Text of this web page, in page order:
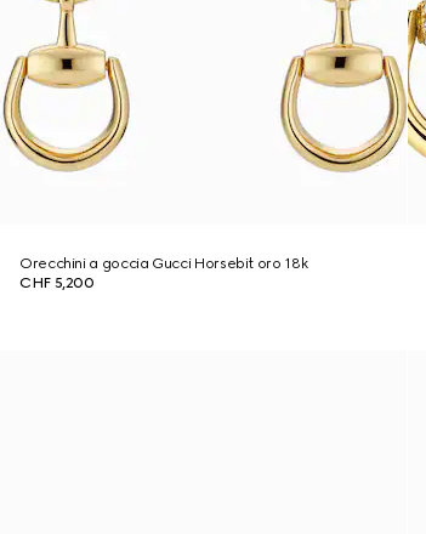
Orecchini a goccia Gucci Horsebit oro 18k
CHF 5,200